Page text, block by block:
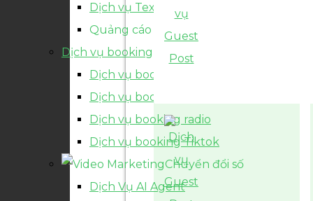
Dịch vụ Textlink sidebar
Quảng cáo ADX
Dịch vụ booking
Dịch vụ booking fanpage
Dịch vụ booking TVC
Dịch vụ booking radio
Dịch vụ booking Tiktok
Chuyển đổi số
Dịch Vụ AI Agent